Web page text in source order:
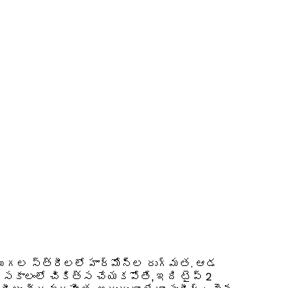
గల స్త్రీలలో హార్మోన్ల రుగ్మత. ఆడ
చికిత్స చేయకపోతే, ఇది టైప్ 2